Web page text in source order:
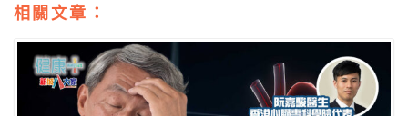
相關文章：